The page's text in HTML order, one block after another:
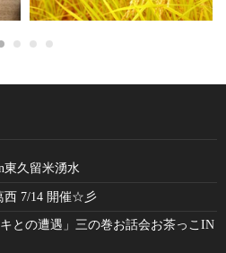
東久留米湧水
西 7/14 開催☆彡
との遭遇」三の巻お話会お茶っこIN